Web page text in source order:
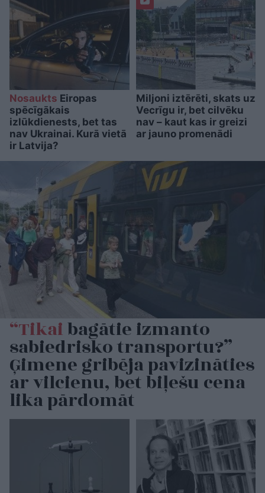
Nosaukts Eiropas
spēcīgākais
izlūkdienests, bet tas
nav Ukrainai. Kurā vietā
ir Latvija?
Miljoni iztērēti, skats uz
Vecrīgu ir, bet cilvēku
nav – kaut kas ir greizi
ar jauno promenādi
“Tikaibagātie izmanto
sabiedrisko transportu?”
Ģimene gribēja pavizināties
ar vilcienu, bet biļešu cena
lika pārdomāt